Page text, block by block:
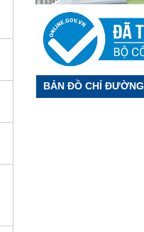
BẢN ĐỒ CHỈ ĐƯỜNG